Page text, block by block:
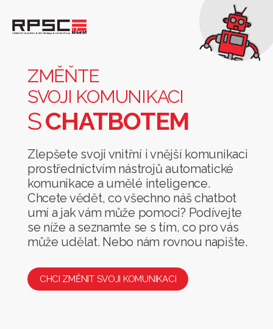
komunikaci
chatbotem
ZMĚŇTE
SVOJI KOMUNIKACI
SCHATBOTEM
Zlepšete svoji vnitřní i vnější komunikaci
prostřednictvím nástrojů automatické
komunikace a umělé inteligence.
Chcete vědět, co všechno náš chatbot
umí a jak vám může pomoci? Podívejte
se níže a seznamte se s tím, co pro vás
může udělat. Nebo nám rovnou napište.
CHCI ZMĚNIT SVOJI KOMUNIKACI